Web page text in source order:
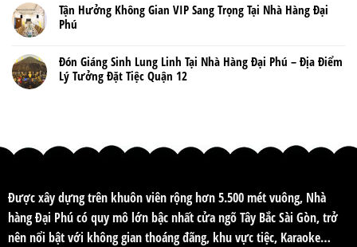
Tận Hưởng Không Gian VIP Sang Trọng Tại Nhà Hàng Đại
Phú
Đón Giáng Sinh Lung Linh Tại Nhà Hàng Đại Phú – Địa Điểm
Lý Tưởng Đặt Tiệc Quận 12
Được xây dựng trên khuôn viên rộng hơn 5.500 mét vuông, Nhà
hàng Đại Phú có quy mô lớn bậc nhất cửa ngõ Tây Bắc Sài Gòn, trở
nên nổi bật với không gian thoáng đãng, khu vực tiệc, Karaoke…